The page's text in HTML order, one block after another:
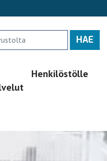
Henkilöstölle